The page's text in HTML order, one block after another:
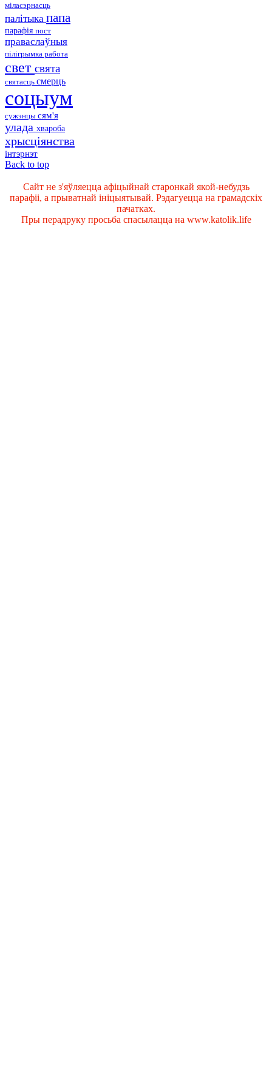
міласэрнасць
палітыка папа
парафія пост
праваслаўныя
пілігрымка работа
свет свята
святасць смерць
соцыум
сужэнцы сям'я
улада хвароба
хрысціянства
інтэрнэт
Back to top
Сайт не з'яўляецца афіцыйнай старонкай якой-небудзь
парафіі, а прыватнай ініцыятывай. Рэдагуецца на грамадскіх
пачатках.
Пры перадруку просьба спасылацца на www.katolik.life